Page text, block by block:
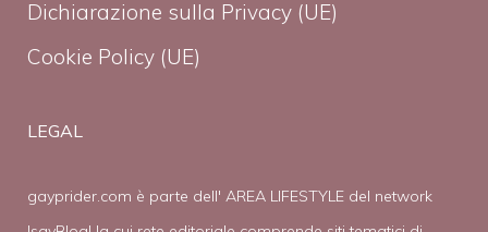
Dichiarazione sulla Privacy (UE)
Cookie Policy (UE)
LEGAL
gayprider.com è parte dell' AREA LIFESTYLE del network